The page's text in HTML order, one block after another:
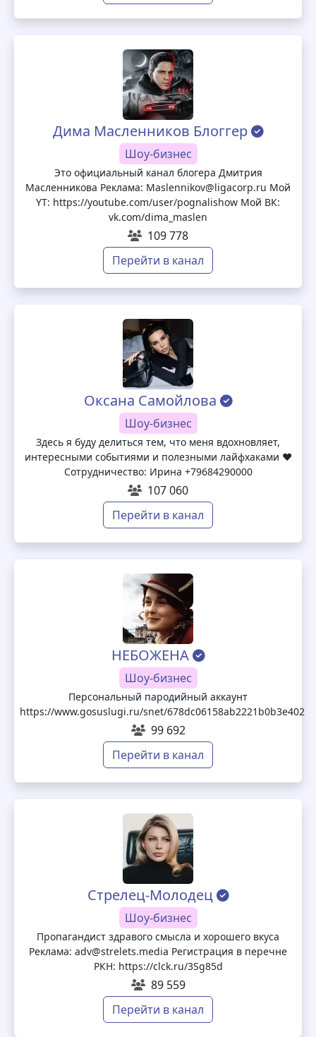
Дима Масленников Блоггер
Шоу-бизнес
Это официальный канал блогера Дмитрия
Масленникова Реклама: Maslennikov@ligacorp.ru Мой
YT: https://youtube.com/user/pognalishow Мой ВК:
vk.com/dima_maslen
109 778
Перейти в канал
Оксана Самойлова
Шоу-бизнес
Здесь я буду делиться тем, что меня вдохновляет,
интересными событиями и полезными лайфхаками ♥️
Сотрудничество: Ирина +79684290000
107 060
Перейти в канал
НЕБОЖЕНА
Шоу-бизнес
Персональный пародийный аккаунт
https://www.gosuslugi.ru/snet/678dc06158ab2221b0b3e402
99 692
Перейти в канал
Стрелец-Молодец
Шоу-бизнес
Пропагандист здравого смысла и хорошего вкуса
Реклама: adv@strelets.media Регистрация в перечне
РКН: https://clck.ru/3Sg85d
89 559
Перейти в канал